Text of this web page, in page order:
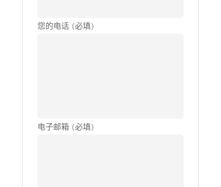
您的电话 (必填)
电子邮箱 (必填)